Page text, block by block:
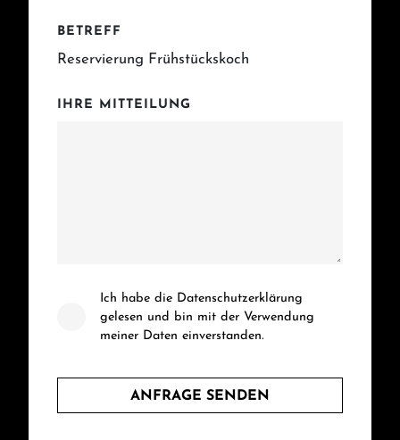
BETREFF
Reservierung Frühstückskoch
IHRE MITTEILUNG
Ich habe die Datenschutzerklärung
gelesen und bin mit der Verwendung
meiner Daten einverstanden.
ANFRAGE SENDEN